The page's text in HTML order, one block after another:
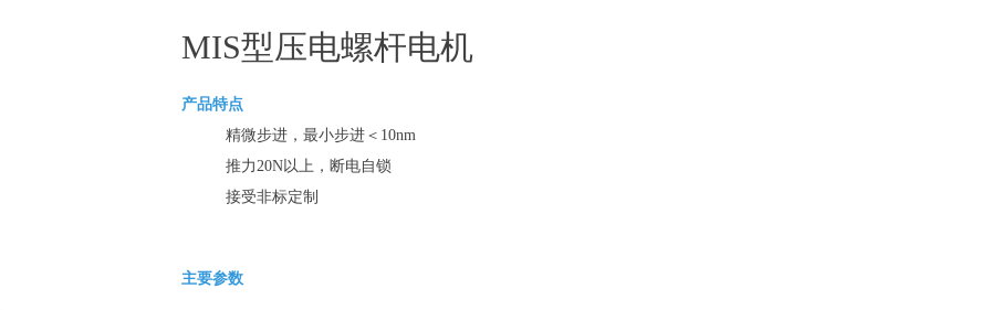
MIS型压电螺杆电机
产品特点
精微步进，最小步进＜10nm
推力20N以上，断电自锁
接受非标定制
主要参数